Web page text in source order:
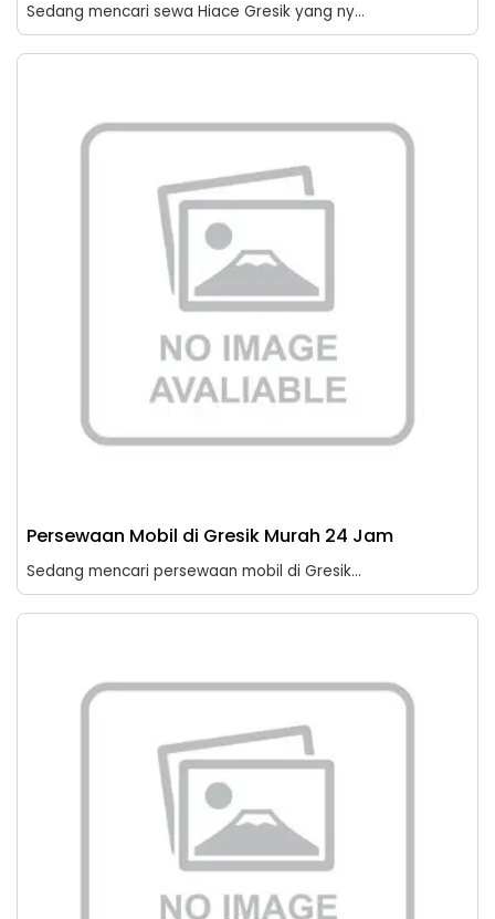
Sedang mencari sewa Hiace Gresik yang ny...
Persewaan Mobil di Gresik Murah 24 Jam
Sedang mencari persewaan mobil di Gresik...